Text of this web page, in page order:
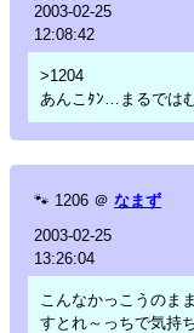
2003-02-25
12:08:42
>1204
あんこﾀﾝ…まるでは
🐾 1206 ＠ なまず
2003-02-25
13:26:04
こんなかっこうのま
すとれ～っちで気持